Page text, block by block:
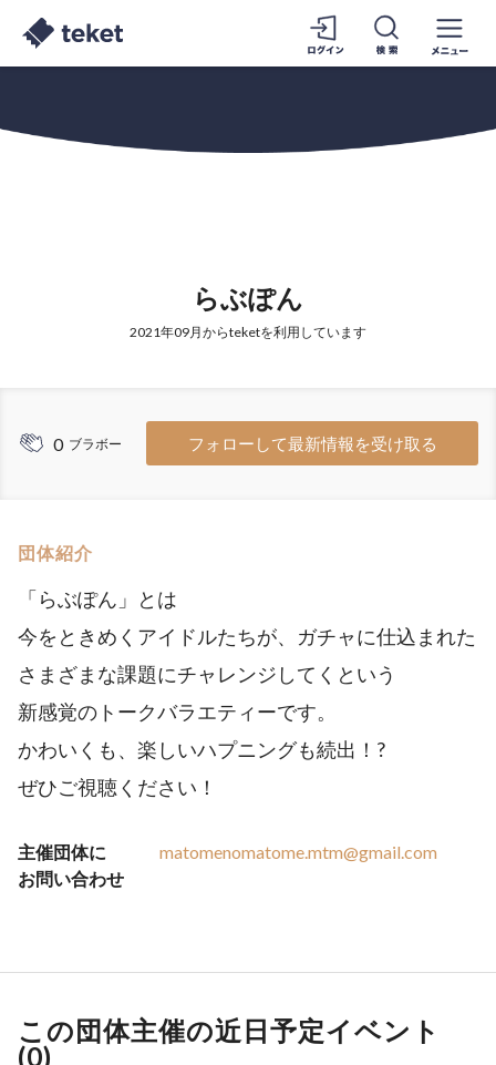
らぶぽん
2021年09月からteketを利用しています
0 ブラボー フォローして最新情報を受け取る
団体紹介
「らぶぽん」とは
今をときめくアイドルたちが、ガチャに仕込まれた
さまざまな課題にチャレンジしてくという
新感覚のトークバラエティーです。
かわいくも、楽しいハプニングも続出！?
ぜひご視聴ください！
主催団体に
お問い合わせ
matomenomatome.mtm@gmail.com
この団体主催の近日予定イベント
(0)